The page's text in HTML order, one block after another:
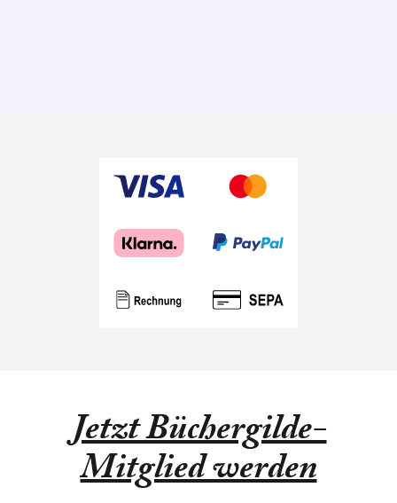
Jetzt Büchergilde-
Mitglied werden